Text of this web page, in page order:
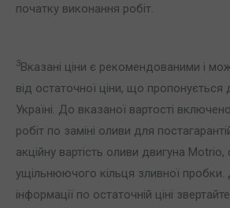
початку виконання робіт.
3Вказані ціни є рекомендованими і
від остаточної ціни, що
Україні. До вказаної вартості
робіт по заміні оливи для
акційну вартість оливи двигуна Motrio,
ущільнюючого кільця зливної
інформації по остаточній ціні